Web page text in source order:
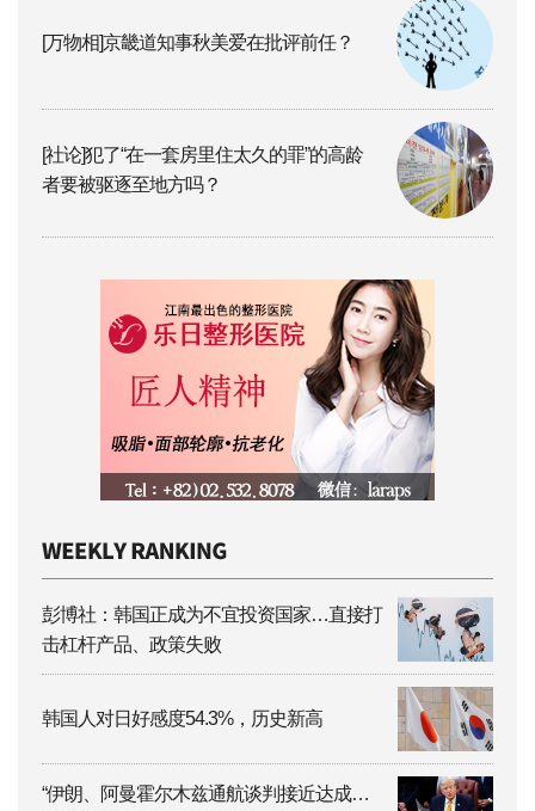
[万物相]京畿道知事秋美爱在批评前任？
[社论]犯了“在一套房里住太久的罪”的高龄
者要被驱逐至地方吗？
彭博社：韩国正成为不宜投资国家…直接打
击杠杆产品、政策失败
韩国人对日好感度54.3%，历史新高
“伊朗、阿曼霍尔木兹通航谈判接近达成…